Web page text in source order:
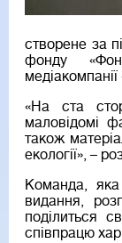
створене за
фонду
«На ста
маловідомі
також
екології», –
Команда,
видання,
поділиться
співпрацю